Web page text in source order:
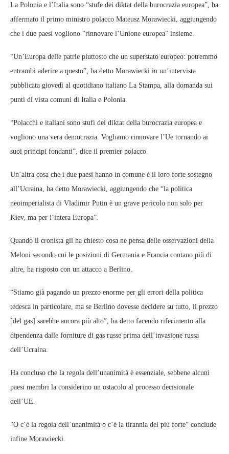
La Polonia e l’Italia sono “stufe dei diktat della burocrazia europea”, ha
affermato il primo ministro polacco Mateusz Morawiecki, aggiungendo
che i due paesi vogliono “rinnovare l’Unione europea” insieme.
“Un’Europa delle patrie piuttosto che un superstato europeo: potremmo
entrambi aderire a questo”, ha detto Morawiecki in un’intervista
pubblicata giovedì al quotidiano italiano La Stampa, alla domanda sui
punti di vista comuni di Italia e Polonia.
“Polacchi e italiani sono stufi dei diktat della burocrazia europea e
vogliono una vera democrazia. Vogliamo rinnovare l’Ue tornando ai
suoi principi fondanti”, dice il premier polacco.
Un’altra cosa che i due paesi hanno in comune è il loro forte sostegno
all’Ucraina, ha detto Morawiecki, aggiungendo che “la politica
neoimperialista di Vladimir Putin è un grave pericolo non solo per
Kiev, ma per l’intera Europa”.
Quando il cronista gli ha chiesto cosa ne pensa delle osservazioni della
Meloni secondo cui le posizioni di Germania e Francia contano più di
altre, ha risposto con un attacco a Berlino.
“Stiamo già pagando un prezzo enorme per gli errori della politica
tedesca in particolare, ma se Berlino dovesse decidere su tutto, il prezzo
[del gas] sarebbe ancora più alto”, ha detto facendo riferimento alla
dipendenza dalle forniture di gas russe prima dell’invasione russa
dell’Ucraina.
Ha concluso che la regola dell’unanimità è essenziale, sebbene alcuni
paesi membri la considerino un ostacolo al processo decisionale
dell’UE.
“O c’è la regola dell’unanimità o c’è la tirannia del più forte” conclude
infine Morawiecki.